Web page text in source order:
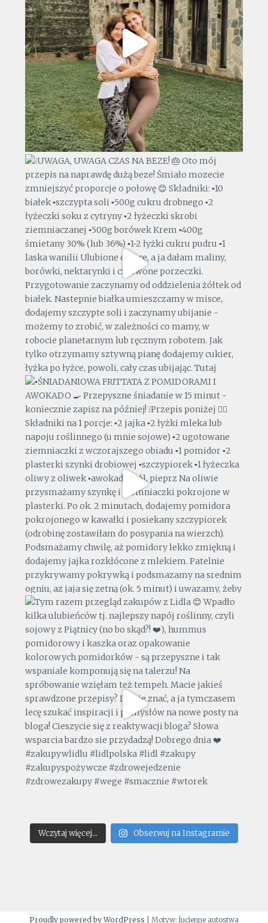
Wczytaj więcej... Obserwuj na Instagramie
Proudly powered by WordPress Motyw: lucienne autostwa